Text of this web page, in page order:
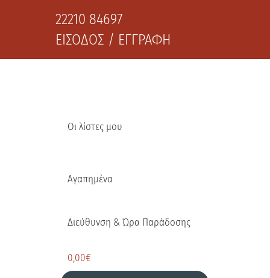
22210 84697
ΕΙΣΟΔΟΣ / ΕΓΓΡΑΦΗ
Οι λίστες μου
Αγαπημένα
Διεύθυνση & Ώρα Παράδοσης
0,00€